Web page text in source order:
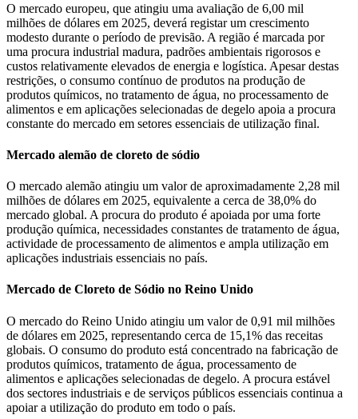
O mercado europeu, que atingiu uma avaliação de 6,00 mil
milhões de dólares em 2025, deverá registar um crescimento
modesto durante o período de previsão. A região é marcada por
uma procura industrial madura, padrões ambientais rigorosos e
custos relativamente elevados de energia e logística. Apesar destas
restrições, o consumo contínuo de produtos na produção de
produtos químicos, no tratamento de água, no processamento de
alimentos e em aplicações selecionadas de degelo apoia a procura
constante do mercado em setores essenciais de utilização final.
Mercado alemão de cloreto de sódio
O mercado alemão atingiu um valor de aproximadamente 2,28 mil
milhões de dólares em 2025, equivalente a cerca de 38,0% do
mercado global. A procura do produto é apoiada por uma forte
produção química, necessidades constantes de tratamento de água,
actividade de processamento de alimentos e ampla utilização em
aplicações industriais essenciais no país.
Mercado de Cloreto de Sódio no Reino Unido
O mercado do Reino Unido atingiu um valor de 0,91 mil milhões
de dólares em 2025, representando cerca de 15,1% das receitas
globais. O consumo do produto está concentrado na fabricação de
produtos químicos, tratamento de água, processamento de
alimentos e aplicações selecionadas de degelo. A procura estável
dos sectores industriais e de serviços públicos essenciais continua a
apoiar a utilização do produto em todo o país.